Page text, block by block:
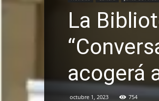
La
acogerá
octubre 1, 2023 754